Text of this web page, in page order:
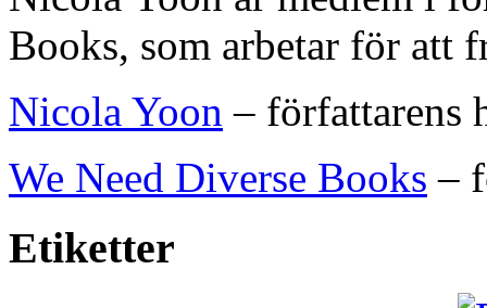
Books, som arbetar för att
Nicola Yoon – författarens
We Need Diverse Books –
Etiketter